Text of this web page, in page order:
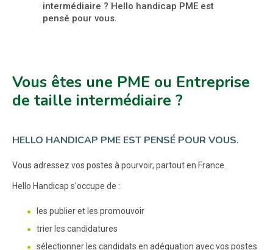
intermédiaire ? Hello handicap PME est
pensé pour vous.
Vous êtes une PME ou Entreprise
de taille intermédiaire ?
HELLO HANDICAP PME EST PENSÉ POUR VOUS.
Vous adressez vos postes à pourvoir, partout en France.
Hello Handicap s'occupe de :
les publier et les promouvoir
trier les candidatures
sélectionner les candidats en adéquation avec vos postes